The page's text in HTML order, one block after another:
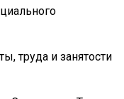
труда и занятости